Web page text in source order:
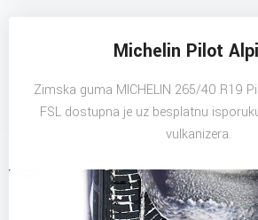
Michelin Pilot
Zimska guma MICHELIN 265/40 R19
FSL dostupna je uz besplatnu
vulkanizera.